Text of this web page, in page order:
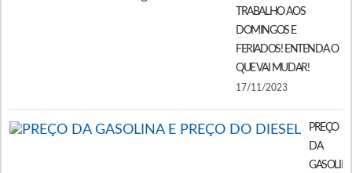
TRABALHO AOS
DOMINGOS E
FERIADOS! ENTENDA O
QUE VAI MUDAR!
17/11/2023
PREÇO
DA